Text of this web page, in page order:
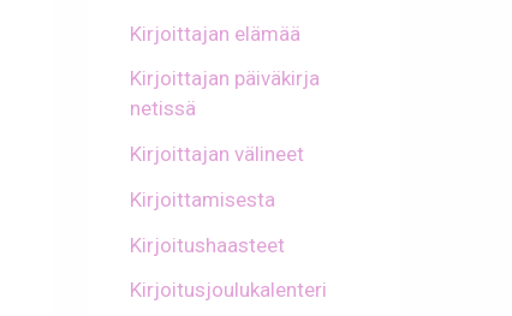
Kirjoittajan elämää
Kirjoittajan päiväkirja
netissä
Kirjoittajan välineet
Kirjoittamisesta
Kirjoitushaasteet
Kirjoitusjoulukalenteri